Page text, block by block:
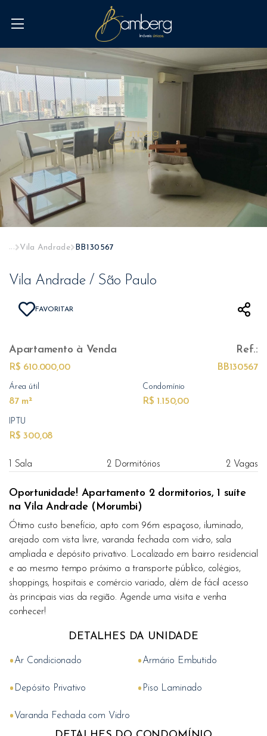
... Vila Andrade BB130567
Vila Andrade / São Paulo
FAVORITAR
Apartamento à Venda
R$ 610.000,00
Ref.:
BB130567
Área útil
87 m²
Condomínio
R$ 1.150,00
IPTU
R$ 300,08
1 Sala 2 Dormitórios 2 Vagas
Oportunidade! Apartamento 2 dormitorios, 1 suíte
na Vila Andrade (Morumbi)
Ótimo custo benefício, apto com 96m espaçoso, iluminado,
arejado com vista livre, varanda fechada com vidro, sala
ampliada e depósito privativo. Localizado em bairro residencial
e ao mesmo tempo próximo a transporte público, colégios,
shoppings, hospitais e comércio variado, além de fácil acesso
às principais vias da região. Agende uma visita e venha
conhecer!
DETALHES DA UNIDADE
•Ar Condicionado •Armário Embutido
• Depósito Privativo • Piso Laminado
•Varanda Fechada com Vidro